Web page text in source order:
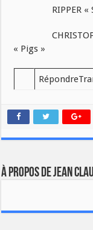
RIPPER «
« Pigs »
À propos de JEAN